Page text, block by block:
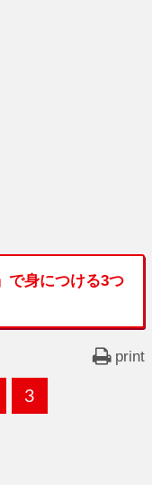
で身につける3つ
print
,
固
3